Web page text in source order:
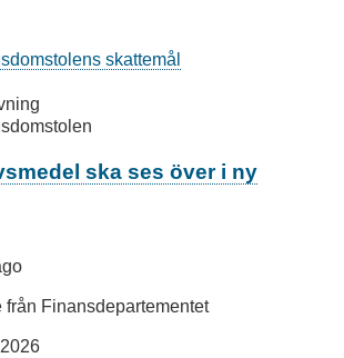
skattemål
ska ses över i ny
från Finansdepartementet